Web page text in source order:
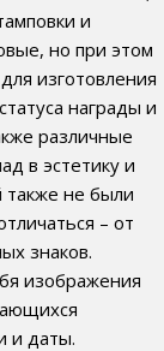
и
но при этом
изготовления
награды и
различные
в эстетику и
также не были
– от
знаков.
изображения
и даты.